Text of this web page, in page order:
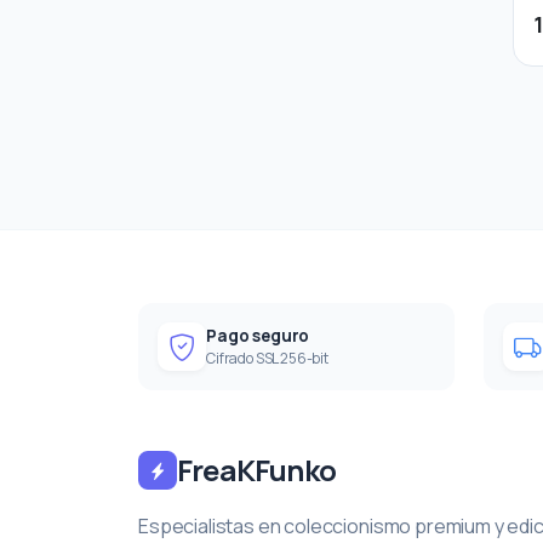
Pago seguro
Cifrado SSL 256-bit
FreaKFunko
Especialistas en coleccionismo premium y